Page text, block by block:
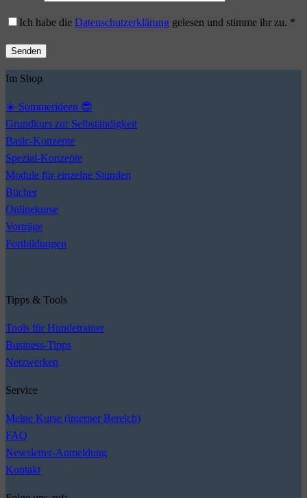
Ich habe die Datenschutzerklärung gelesen und stimme ihr zu. *
Im Shop
☀️ Sommerideen 😎
Grundkurs zur Selbständigkeit
Basic-Konzepte
Spezial-Konzepte
Module für einzelne Stunden
Bücher
Onlinekurse
Vorträge
Fortbildungen
Tipps & Tools
Tools für Hundetrainer
Business-Tipps
Netzwerken
Service
Meine Kurse (interner Bereich)
FAQ
Newsletter-Anmeldung
Kontakt